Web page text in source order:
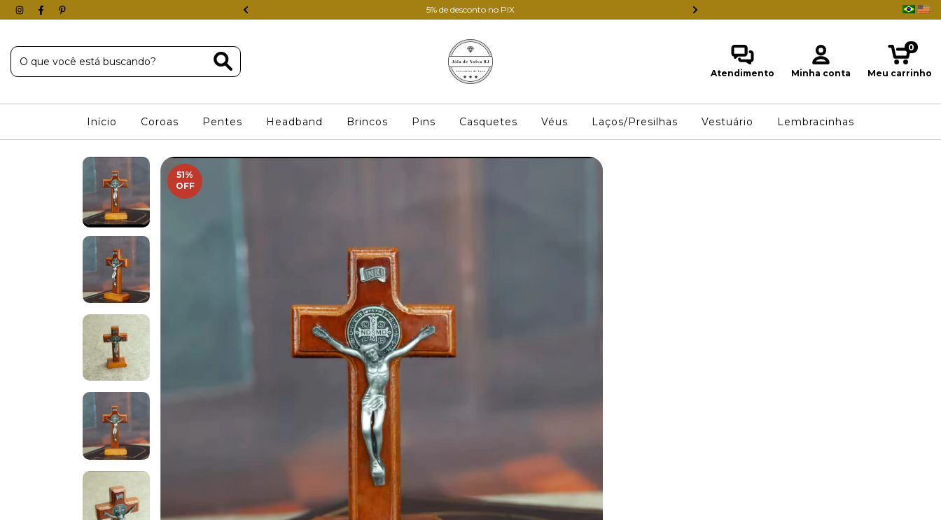
40% DE DESCONTO 5% de desconto no PIX ESTAMOS INDO EMBORA DO
Atendimento Minha conta Meu carrinho
0
Início Coroas Pentes Headband Brincos Pins Casquetes Véus Laços/Presilhas Vestuário Lembracinhas
51%
OFF